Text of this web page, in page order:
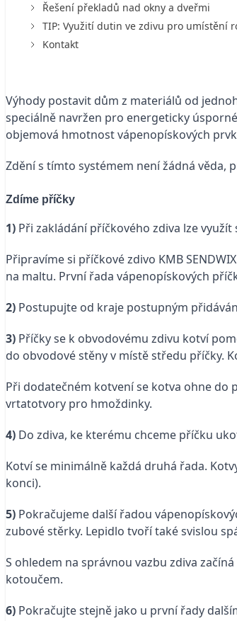
Řešení překladů nad okny a dveřmi
TIP: Využití dutin ve zdivu pro umístění
Kontakt
Výhody postavit dům z materiálů od
speciálně navržen pro energeticky
objemová hmotnost vápenopískových
Zdění s tímto systémem není žádná věda,
Zdíme příčky
1) Při zakládání příčkového zdiva lze
Připravíme si příčkové zdivo KMB
na maltu. První řada vápenopískových
2) Postupujte od kraje postupným
3) Příčky se k obvodovému zdivu kotví
do obvodové stěny v místě středu příčky.
Při dodatečném kotvení se kotva ohne do
vrtatotvory pro hmoždinky.
4) Do zdiva, ke kterému chceme příčku
Kotví se minimálně každá druhá řada.
konci).
5) Pokračujeme další řadou
zubové stěrky. Lepidlo tvoří také svislou
S ohledem na správnou vazbu zdiva
kotoučem.
6) Pokračujte stejně jako u první řady